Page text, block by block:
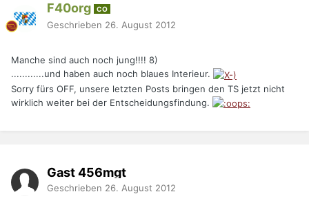
F40org CO
Geschrieben 26. August 2012
Manche sind auch noch jung!!!! 8)
............und haben auch noch blaues Interieur.
Sorry fürs OFF, unsere letzten Posts bringen den TS jetzt nicht
wirklich weiter bei der Entscheidungsfindung.
Gast 456mgt
Geschrieben 26. August 2012